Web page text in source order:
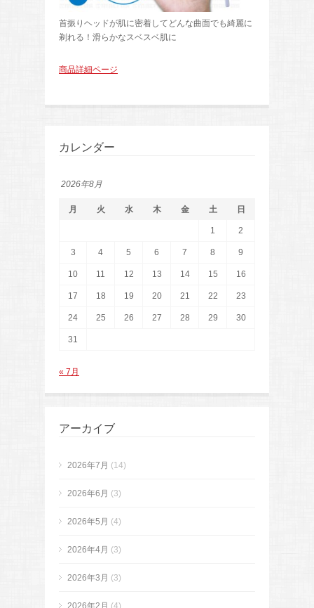
首振りヘッドが肌に密着してどんな曲面でも綺麗に
剃れる！滑らかなスベスベ肌に
商品詳細ページ
カレンダー
2026年8月
月 火 水 木 金 土 日
1 2
3 4 5 6 7 8 9
10 11 12 13 14 15 16
17 18 19 20 21 22 23
24 25 26 27 28 29 30
31
« 7月
アーカイブ
2026年7月 (14)
2026年6月 (3)
2026年5月 (4)
2026年4月 (3)
2026年3月 (3)
2026年2月 (4)